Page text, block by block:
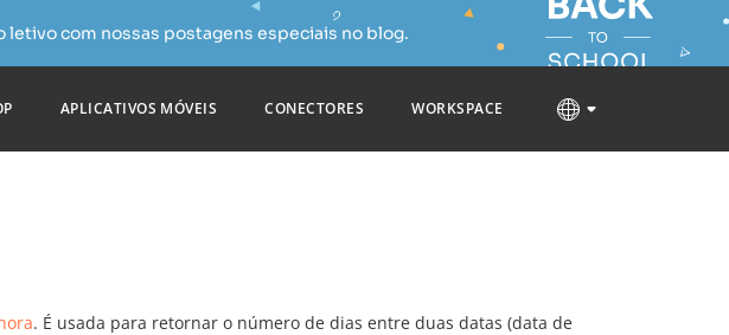
letivo com nossas postagens especiais no blog.
APLICATIVOS MÓVEIS CONECTORES WORKSPACE
. É usada para retornar o número de dias entre duas datas (data de